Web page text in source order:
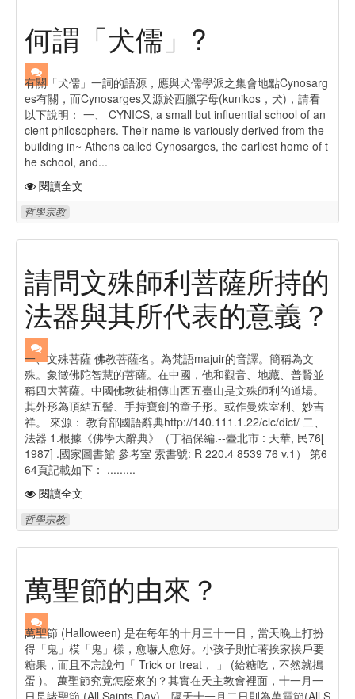
何謂「犬儒」?
有關「犬儒」一詞的語源，應與犬儒學派之集會地點Cynosarg
es有關，而Cynosarges又源於西臘字母(kunikos，犬)，請看
以下說明： 一、 CYNICS, a small but influential school of an
cient philosophers. Their name is variously derived from the
building in~ Athens called Cynosarges, the earliest home of t
he school, and...
閱讀全文
哲學宗教
請問文殊師利菩薩所持的
法器與其所代表的意義？
一、文殊菩薩 佛教菩薩名。為梵語majuir的音譯。簡稱為文
殊。象徵佛陀智慧的菩薩。在中國，他和觀音、地藏、普賢並
稱四大菩薩。中國佛教徒相傳山西五臺山是文殊師利的道場。
其外形為頂結五髻、手持寶劍的童子形。或作曼殊室利、妙吉
祥。 來源： 教育部國語辭典http://140.111.1.22/clc/dict/ 二、
法器 1.根據《佛學大辭典》（丁福保編.--臺北市 : 天華, 民76[
1987] .國家圖書館 參考室 索書號: R 220.4 8539 76 v.1） 第6
64頁記載如下： .........
閱讀全文
哲學宗教
萬聖節的由來？
萬聖節 (Halloween) 是在每年的十月三十一日，當天晚上打扮
得「鬼」模「鬼」樣，愈嚇人愈好。小孩子則忙著挨家挨戶要
糖果，而且不忘說句「 Trick or treat， 」 (給糖吃，不然就搗
蛋 )。 萬聖節究竟怎麼來的？其實在天主教會裡面，十一月一
日是諸聖節 (All Saints Day)，隔天十一月二日則為萬靈節(All S